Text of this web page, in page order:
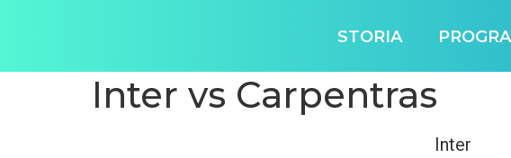
STORIA
Inter vs Carpentras
Inter